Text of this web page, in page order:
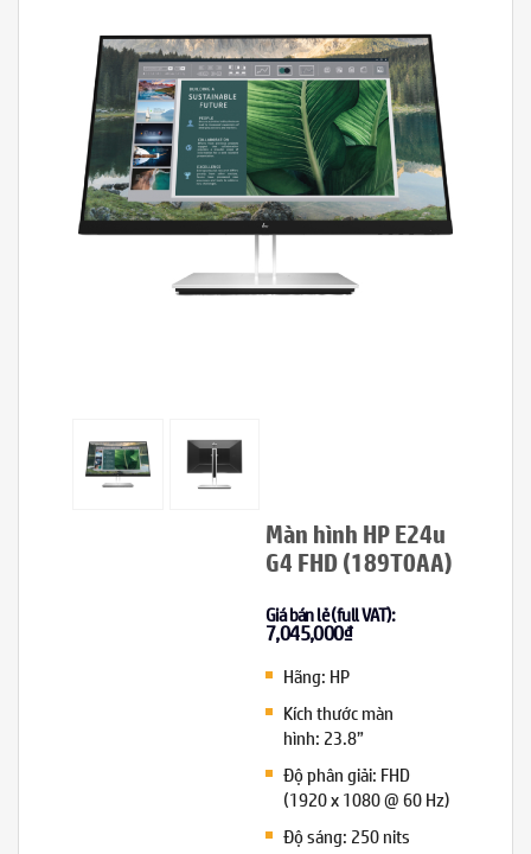
Màn hình HP E24u
G4 FHD (189T0AA)
Giá bán lẻ (full VAT):
7,045,000₫
Hãng: HP
Kích thước màn
hình: 23.8”
Độ phân giải: FHD
(1920 x 1080 @ 60 Hz)
Độ sáng: 250 nits